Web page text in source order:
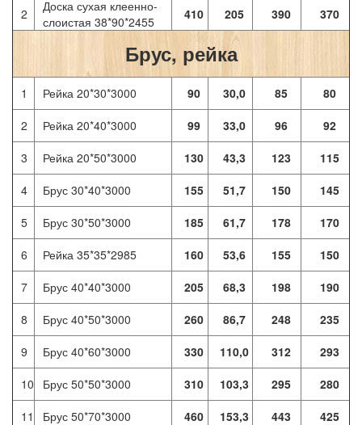
2
Доска сухая клеенно-
слоистая 38*90*2455
410 205 390 370
Брус, рейка
1 Рейка 20*30*3000 90 30,0 85
80
2
Рейка 20*40*3000 99 33,0 96
92
3
Рейка 20*50*3000 130 43,3 123
115
4
Брус 30*40*3000 155 51,7 150
145
5
Брус 30*50*3000 185 61,7 178
170
6
Рейка 35*35*2985 160 53,6 155
150
7
Брус 40*40*3000 205 68,3 198
190
8
Брус 40*50*3000 260 86,7 248
235
9
Брус 40*60*3000 330 110,0 312
293
10
Брус 50*50*3000 310 103,3 295
280
11
Брус 50*70*3000 460 153,3 443 425